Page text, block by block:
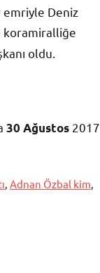
emriyle Deniz
koramiralliğe
oldu.
30 Ağustos 2017
, Adnan Özbal kim,